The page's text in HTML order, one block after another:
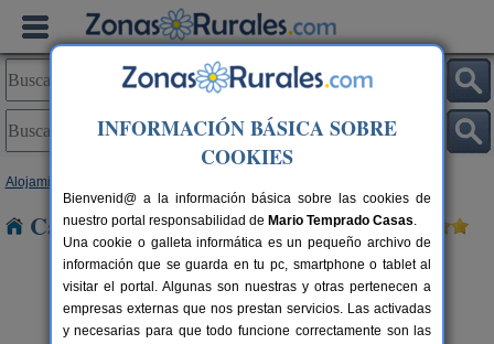
Alojamientos
Casas Rurales cerca de Miranda
INFORMACIÓN BÁSICA SOBRE
COOKIES
Bienvenid@ a la información básica sobre las cookies de
nuestro portal responsabilidad de Mario Temprado Casas.
Una cookie o galleta informática es un pequeño archivo de
información que se guarda en tu pc, smartphone o tablet al
visitar el portal. Algunas son nuestras y otras pertenecen a
empresas externas que nos prestan servicios. Las activadas
y necesarias para que todo funcione correctamente son las